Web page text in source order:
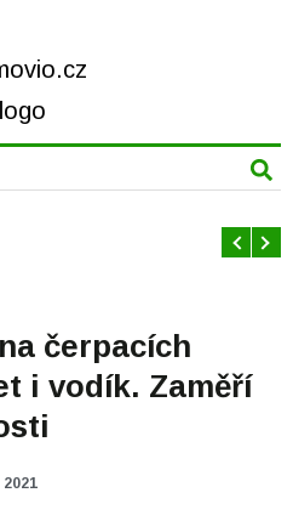
čerpacích
i vodík. Zaměří